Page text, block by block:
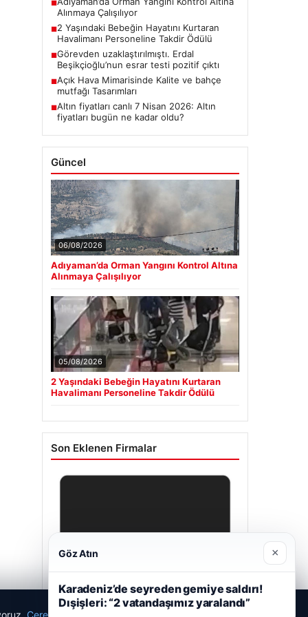
■
Alınmaya Çalışılıyor
■2 Yaşındaki Bebeğin Hayatını Kurtaran
Havalimanı Personeline Takdir Ödülü
■Görevden uzaklaştırılmıştı. Erdal
Beşikçioğlu’nun esrar testi pozitif çıktı
■Açık Hava Mimarisinde Kalite ve bahçe
mutfağı Tasarımları
■Altın fiyatları canlı 7 Nisan 2026: Altın
fiyatları bugün ne kadar oldu?
Güncel
06/08/2026
Adıyaman’da Orman Yangını Kontrol Altına
Alınmaya Çalışılıyor
05/08/2026
2 Yaşındaki Bebeğin Hayatını Kurtaran
Havalimanı Personeline Takdir Ödülü
Son Eklenen Firmalar
Çerez Politikamız
Göz Atın ×
Karadeniz’de seyreden gemiye saldırı!
Dışişleri: “2 vatandaşımız yaralandı”